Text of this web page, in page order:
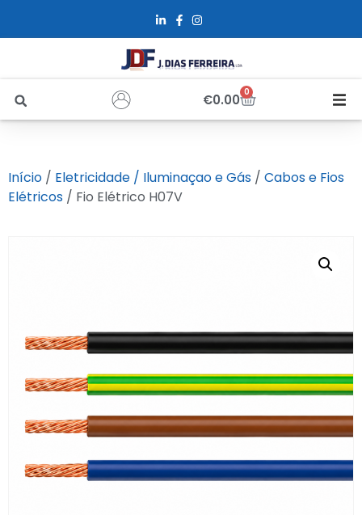
€0.00 0
Sobre Nós
Contactos
Entrar / Registar
Início / Eletricidade / Iluminaçao e Gás / Cabos e Fios
Elétricos / Fio Elétrico H07V